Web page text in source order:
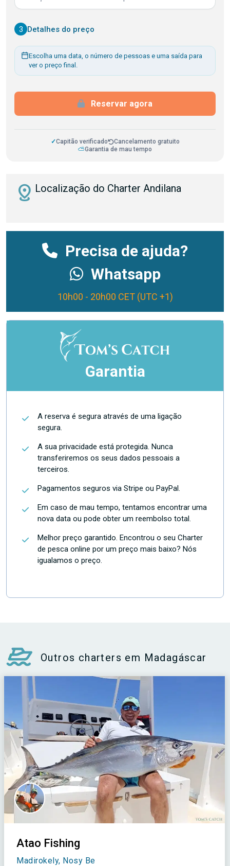
3 Detalhes do preço
Escolha uma data, o número de pessoas e uma saída para
ver o preço final.
Reservar agora
✓Capitão verificado
Cancelamento gratuito
⛅Garantia de mau tempo
distance Localização do Charter Andilana
Precisa de ajuda?
Whatsapp
10h00 - 20h00 CET (UTC +1)
Garantia
A reserva é segura através de uma ligação
segura.
A sua privacidade está protegida. Nunca
transferiremos os seus dados pessoais a
terceiros.
Pagamentos seguros via Stripe ou PayPal.
Em caso de mau tempo, tentamos encontrar uma
nova data ou pode obter um reembolso total.
Melhor preço garantido. Encontrou o seu Charter
de pesca online por um preço mais baixo? Nós
igualamos o preço.
Outros charters em Madagáscar
Atao Fishing
Madirokely, Nosy Be